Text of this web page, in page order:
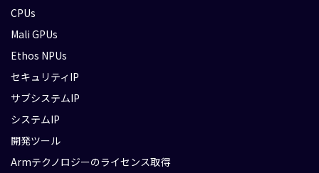
CPUs
Mali GPUs
Ethos NPUs
セキュリティIP
サブシステムIP
システムIP
開発ツール
Armテクノロジーのライセンス取得